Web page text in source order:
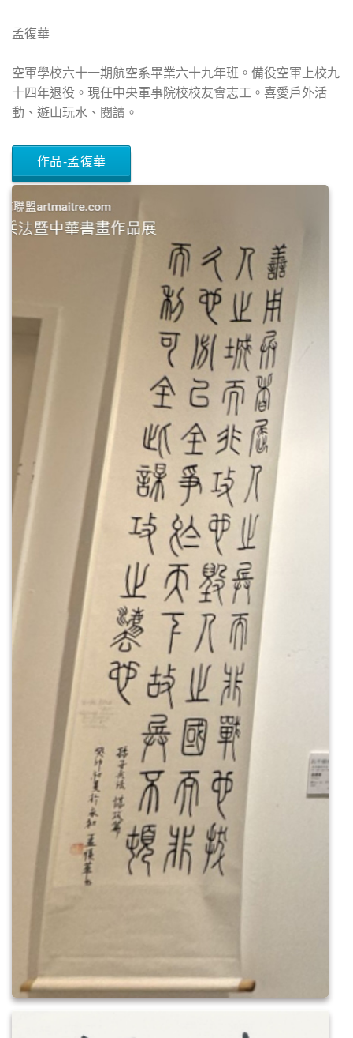
孟復華
空軍學校六十一期航空系畢業六十九年班。備役空軍上校九
十四年退役。現任中央軍事院校校友會志工。喜愛戶外活
動、遊山玩水、閱讀。
作品-孟復華